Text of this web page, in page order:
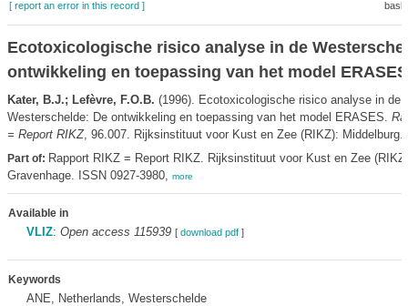
[ report an error in this record ]
Ecotoxicologische risico analyse in de
ontwikkeling en toepassing van het model ERASES
Kater, B.J.; Lefèvre, F.O.B. (1996). Ecotoxicologische risico analyse in de
Westerschelde: De ontwikkeling en toepassing van het model ERASES.
= Report RIKZ, 96.007. Rijksinstituut voor Kust en Zee (RIKZ): Middelburg.
Part of: Rapport RIKZ = Report RIKZ. Rijksinstituut voor Kust en Zee
Gravenhage. ISSN 0927-3980, more
Available in
VLIZ: Open access 115939 [ download pdf]
Keywords
ANE, Netherlands, Westerschelde